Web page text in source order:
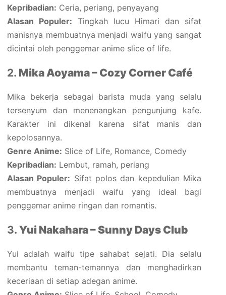
Kepribadian: Ceria, periang, penyayang
Alasan Populer: Tingkah lucu Himari dan sifat
manisnya membuatnya menjadi waifu yang sangat
dicintai oleh penggemar anime slice of life.
2. Mika Aoyama – Cozy Corner Café
Mika bekerja sebagai barista muda yang selalu
tersenyum dan menenangkan pengunjung kafe.
Karakter ini dikenal karena sifat manis dan
kepolosannya.
Genre Anime: Slice of Life, Romance, Comedy
Kepribadian: Lembut, ramah, periang
Alasan Populer: Sifat polos dan kepedulian Mika
membuatnya menjadi waifu yang ideal bagi
penggemar anime ringan dan romantis.
3. Yui Nakahara – Sunny Days Club
Yui adalah waifu tipe sahabat sejati. Dia selalu
membantu teman-temannya dan menghadirkan
keceriaan di setiap adegan anime.